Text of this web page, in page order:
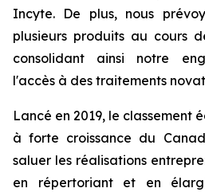
Incyte. De plus, nous
plusieurs produits au cours
consolidant ainsi notre
l'accès à des traitements
Lancé en 2019, le classement
à forte croissance du
saluer les réalisations
en répertoriant et en